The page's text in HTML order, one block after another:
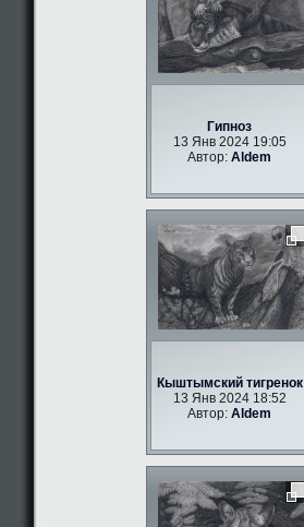
Гипноз
13 Янв 2024 19:05
Автор:Aldem
Кыштымский тигренок
13 Янв 2024 18:52
Автор:Aldem